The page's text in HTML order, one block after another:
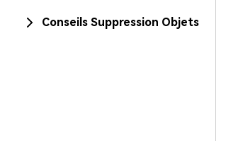
Conseils Suppression Objets